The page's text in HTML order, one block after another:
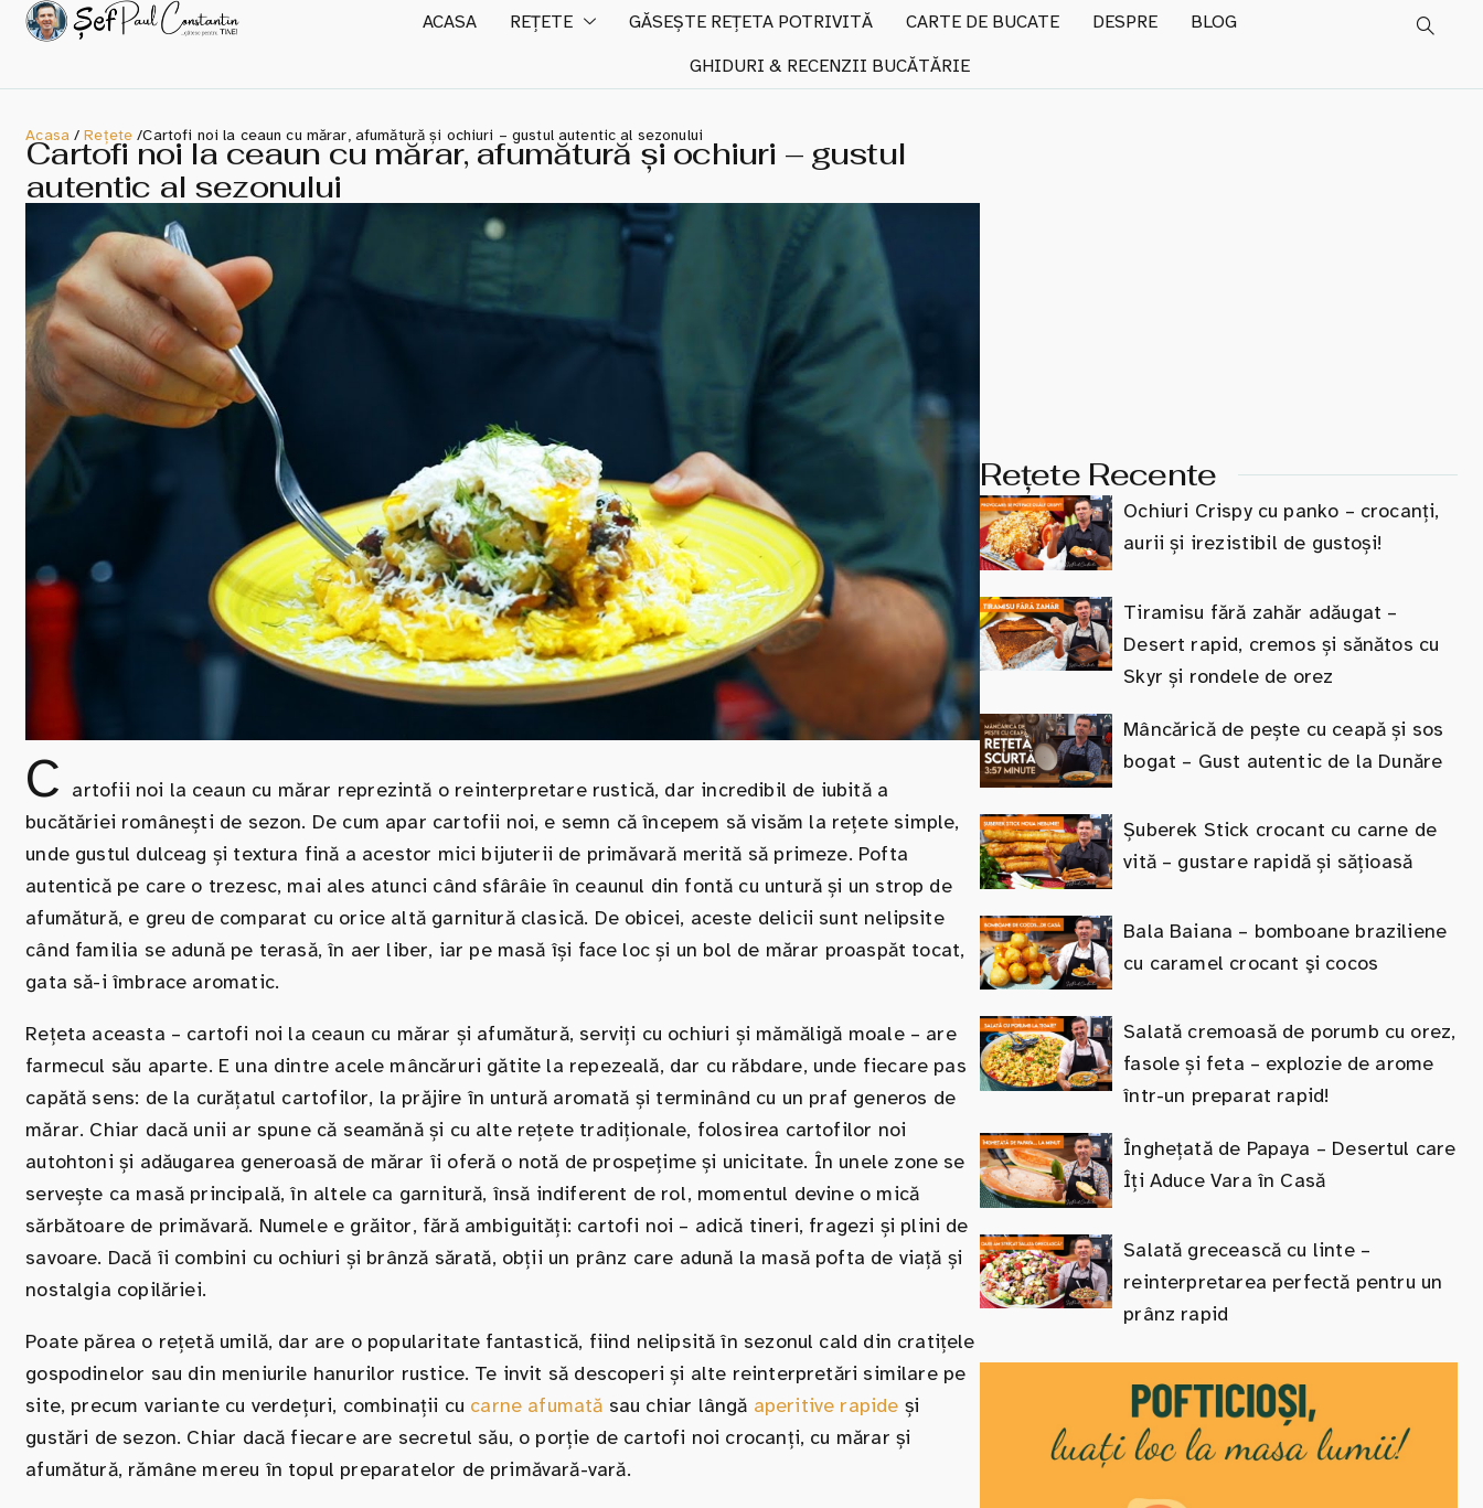
ACASA REȚETE GĂSEȘTE REȚETA POTRIVITĂ CARTE DE BUCATE DESPRE
BLOG
GHIDURI & RECENZII BUCĂTĂRIE
Acasa/Rețete /Cartofi noi la ceaun cu mărar, afumătură și ochiuri – gustul autentic al sezonului
Cartofi noi la ceaun cu mărar, afumătură și ochiuri – gustul
autentic al sezonului
C artofii noi la ceaun cu mărar reprezintă o reinterpretare rustică, dar incredibil de iubită a
bucătăriei românești de sezon. De cum apar cartofii noi, e semn că începem să visăm la rețete simple,
unde gustul dulceag și textura fină a acestor mici bijuterii de primăvară merită să primeze. Pofta
autentică pe care o trezesc, mai ales atunci când sfârâie în ceaunul din fontă cu untură și un strop de
afumătură, e greu de comparat cu orice altă garnitură clasică. De obicei, aceste delicii sunt nelipsite
când familia se adună pe terasă, în aer liber, iar pe masă își face loc și un bol de mărar proaspăt tocat,
gata să-i îmbrace aromatic.
Rețeta aceasta – cartofi noi la ceaun cu mărar și afumătură, serviți cu ochiuri și mămăligă moale – are
farmecul său aparte. E una dintre acele mâncăruri gătite la repezeală, dar cu răbdare, unde fiecare pas
capătă sens: de la curățatul cartofilor, la prăjire în untură aromată și terminând cu un praf generos de
mărar. Chiar dacă unii ar spune că seamănă și cu alte rețete tradiționale, folosirea cartofilor noi
autohtoni și adăugarea generoasă de mărar îi oferă o notă de prospețime și unicitate. În unele zone se
servește ca masă principală, în altele ca garnitură, însă indiferent de rol, momentul devine o mică
sărbătoare de primăvară. Numele e grăitor, fără ambiguități: cartofi noi – adică tineri, fragezi și plini de
savoare. Dacă îi combini cu ochiuri și brânză sărată, obții un prânz care adună la masă pofta de viață și
nostalgia copilăriei.
Poate părea o rețetă umilă, dar are o popularitate fantastică, fiind nelipsită în sezonul cald din cratițele
gospodinelor sau din meniurile hanurilor rustice. Te invit să descoperi și alte reinterpretări similare pe
site, precum variante cu verdețuri, combinații cu carne afumată sau chiar lângă aperitive rapide și
gustări de sezon. Chiar dacă fiecare are secretul său, o porție de cartofi noi crocanți, cu mărar și
afumătură, rămâne mereu în topul preparatelor de primăvară-vară.
Rețete Recente
Ochiuri Crispy cu panko – crocanți,
aurii și irezistibil de gustoși!
Tiramisu fără zahăr adăugat –
Desert rapid, cremos și sănătos cu
Skyr și rondele de orez
Mâncărică de pește cu ceapă și sos
bogat – Gust autentic de la Dunăre
Șuberek Stick crocant cu carne de
vită – gustare rapidă și sățioasă
Bala Baiana – bomboane braziliene
cu caramel crocant şi cocos
Salată cremoasă de porumb cu orez,
fasole și feta – explozie de arome
într-un preparat rapid!
Înghețată de Papaya – Desertul care
Îți Aduce Vara în Casă
Salată grecească cu linte –
reinterpretarea perfectă pentru un
prânz rapid